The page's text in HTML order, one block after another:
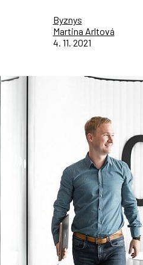
Byznys
Martina Arltová
4. 11. 2021